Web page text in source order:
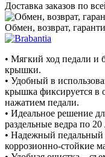
Доставка заказов по
Обмен, возврат,
• Мягкий ход педали и
крышки.
• Удобный в
крышка фиксируется в
нажатием педали.
• Идеальное решение
раздельные ведра
• Надежный педальный
коррозионно-стойкие